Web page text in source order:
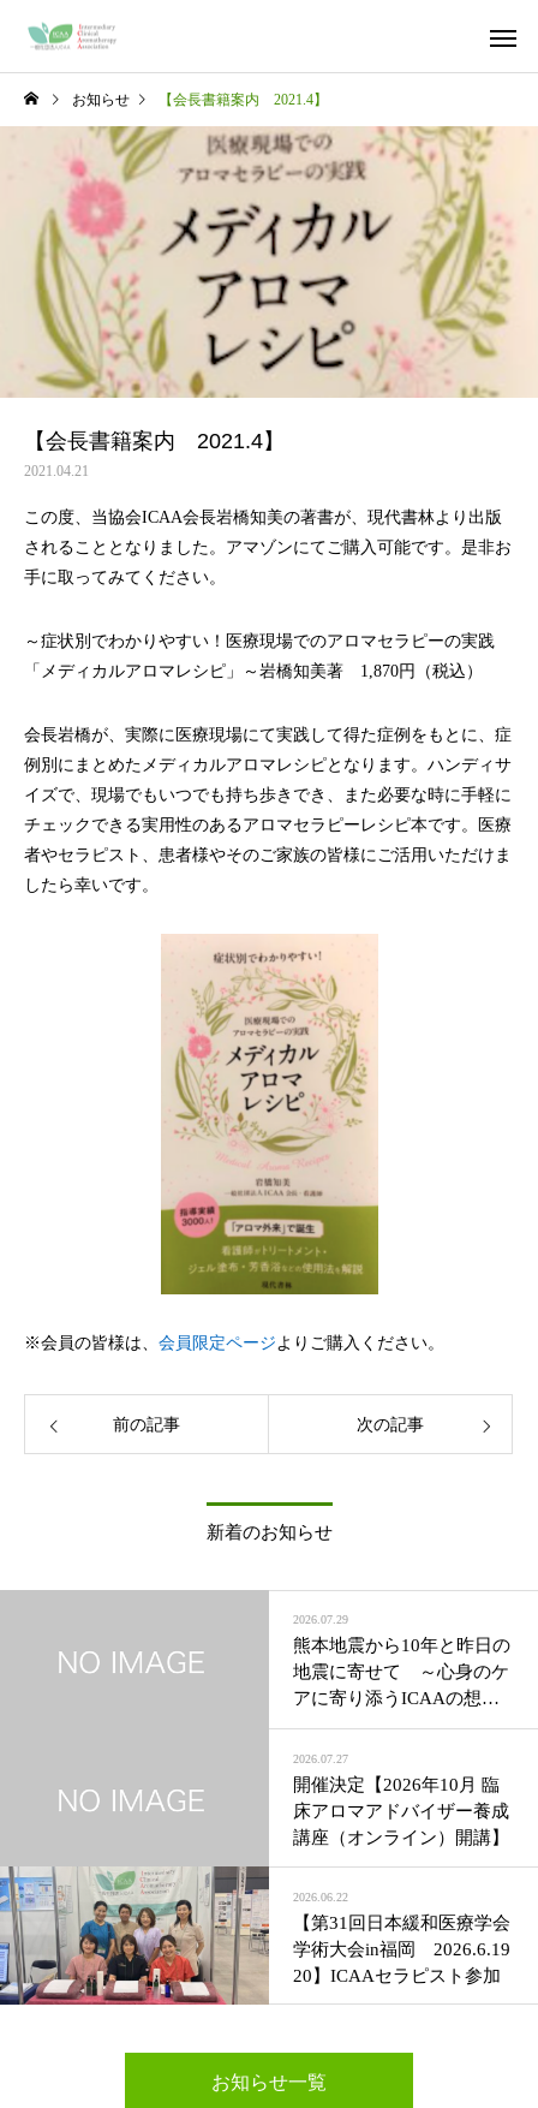
お知らせ 【会長書籍案内 2021.4】
【会長書籍案内 2021.4】
2021.04.21
この度、当協会ICAA会長岩橋知美の著書が、現代書林より出版
されることとなりました。アマゾンにてご購入可能です。是非お
手に取ってみてください。
～症状別でわかりやすい！医療現場でのアロマセラピーの実践
「メディカルアロマレシピ」～岩橋知美著 1,870円（税込）
会長岩橋が、実際に医療現場にて実践して得た症例をもとに、症
例別にまとめたメディカルアロマレシピとなります。ハンディサ
イズで、現場でもいつでも持ち歩きでき、また必要な時に手軽に
チェックできる実用性のあるアロマセラピーレシピ本です。医療
者やセラピスト、患者様やそのご家族の皆様にご活用いただけま
したら幸いです。
※会員の皆様は、 会員限定ページよりご購入ください。
前の記事 次の記事
新着のお知らせ
2026.07.29
熊本地震から10年と昨日の
地震に寄せて ～心身のケ
アに寄り添うICAAの想い
～
2026.07.27
開催決定【2026年10月 臨
床アロマアドバイザー養成
講座（オンライン）開講】
2026.06.22
【第31回日本緩和医療学会
学術大会in福岡 2026.6.19
20】ICAAセラピスト参加
お知らせ一覧